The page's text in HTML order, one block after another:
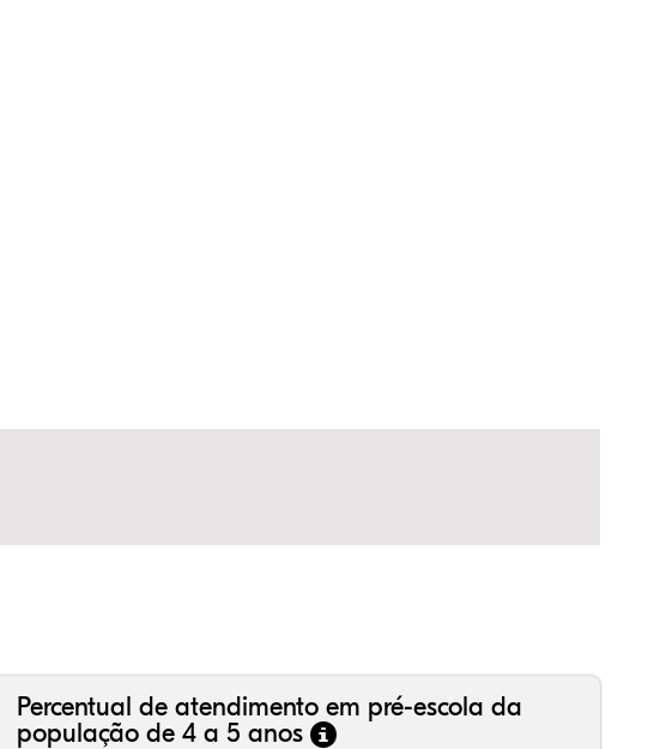
Percentual de atendimento em pré-escola da
população de 4 a 5 anos